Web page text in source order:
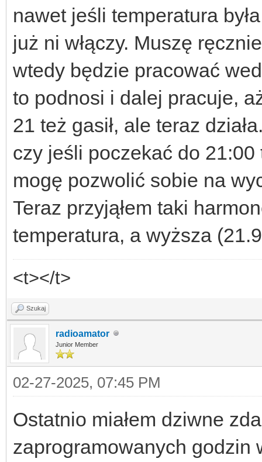
nawet jeśli temperatura
już ni włączy. Muszę
wtedy będzie pracować
to podnosi i dalej pracuje,
21 też gasił, ale teraz
czy jeśli poczekać do
mogę pozwolić sobie na
Teraz przyjąłem taki
temperatura, a wyższa
<t></t>
Szukaj
radioamator
Junior Member
02-27-2025, 07:45 PM
Ostatnio miałem dziwne
zaprogramowanych godzin